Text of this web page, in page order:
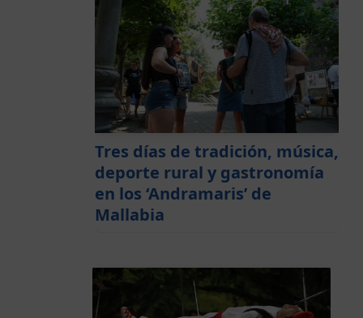
Tres días de tradición, música,
deporte rural y gastronomía
en los ‘Andramaris’ de
Mallabia